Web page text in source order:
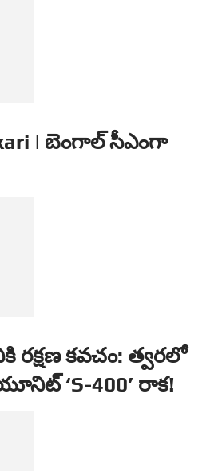
| బెంగాల్ సీఎంగా
కవచం: త్వరలో
‘S-400’ రాక!